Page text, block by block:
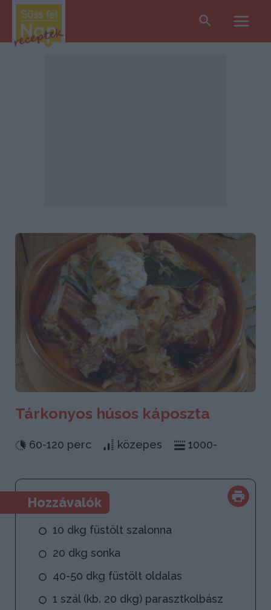
Search
Tárkonyos húsos káposzta
60-120 perc közepes 1000-
Hozzávalók
10 dkg füstölt szalonna
20 dkg sonka
40-50 dkg füstölt oldalas
1 szál (kb. 20 dkg) parasztkolbász